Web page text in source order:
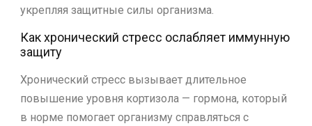
укрепляя защитные силы организма.
Как хронический стресс ослабляет иммунную
защиту
Хронический стресс вызывает длительное
повышение уровня кортизола — гормона, который
в норме помогает организму справляться с